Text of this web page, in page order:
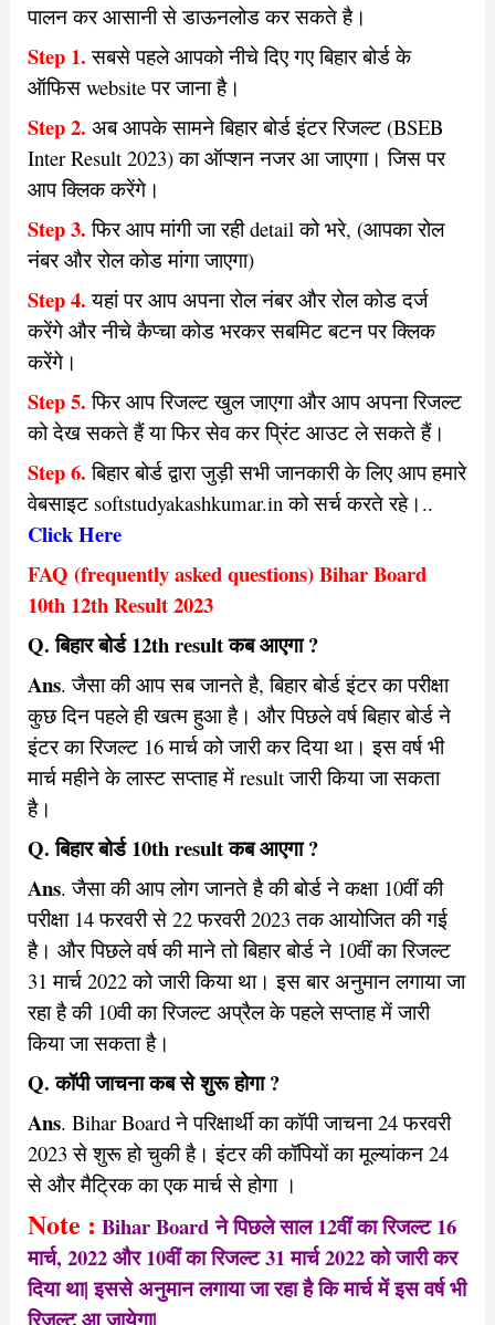
पालन कर आसानी से डाऊनलोड कर सकते है।
Step 1. सबसे पहले आपको नीचे दिए गए बिहार बोर्ड के
ऑफिस website पर जाना है।
Step 2. अब आपके सामने बिहार बोर्ड इंटर रिजल्ट (BSEB
Inter Result 2023) का ऑप्शन नजर आ जाएगा। जिस पर
आप क्लिक करेंगे।
Step 3. फिर आप मांगी जा रही detail को भरे, (आपका रोल
नंबर और रोल कोड मांगा जाएगा)
Step 4. यहां पर आप अपना रोल नंबर और रोल कोड दर्ज
करेंगे और नीचे कैप्चा कोड भरकर सबमिट बटन पर क्लिक
करेंगे।
Step 5. फिर आप रिजल्ट खुल जाएगा और आप अपना रिजल्ट
को देख सकते हैं या फिर सेव कर प्रिंट आउट ले सकते हैं।
Step 6. बिहार बोर्ड द्वारा जुड़ी सभी जानकारी के लिए आप हमारे
वेबसाइट softstudyakashkumar.in को सर्च करते रहे।..
Click Here
FAQ (frequently asked questions) Bihar Board
10th 12th Result 2023
Q. बिहार बोर्ड 12th result कब आएगा ?
Ans. जैसा की आप सब जानते है, बिहार बोर्ड इंटर का परीक्षा
कुछ दिन पहले ही खत्म हुआ है। और पिछले वर्ष बिहार बोर्ड ने
इंटर का रिजल्ट 16 मार्च को जारी कर दिया था। इस वर्ष भी
मार्च महीने के लास्ट सप्ताह में result जारी किया जा सकता
है।
Q. बिहार बोर्ड 10th result कब आएगा ?
Ans. जैसा की आप लोग जानते है की बोर्ड ने कक्षा 10वीं की
परीक्षा 14 फरवरी से 22 फरवरी 2023 तक आयोजित की गई
है। और पिछले वर्ष की माने तो बिहार बोर्ड ने 10वीं का रिजल्ट
31 मार्च 2022 को जारी किया था। इस बार अनुमान लगाया जा
रहा है की 10वी का रिजल्ट अप्रैल के पहले सप्ताह में जारी
किया जा सकता है।
Q. कॉपी जाचना कब से शुरू होगा ?
Ans. Bihar Board ने परिक्षार्थी का कॉपी जाचना 24 फरवरी
2023 से शुरू हो चुकी है। इंटर की कॉपियों का मूल्यांकन 24
से और मैट्रिक का एक मार्च से होगा ।
Note : Bihar Boardने पिछले साल 12वीं का रिजल्ट 16
मार्च, 2022 और 10वीं का रिजल्ट 31 मार्च 2022 को जारी कर
दिया था| इससे अनुमान लगाया जा रहा है कि मार्च में इस वर्ष भी
रिजल्ट आ जायेगा|